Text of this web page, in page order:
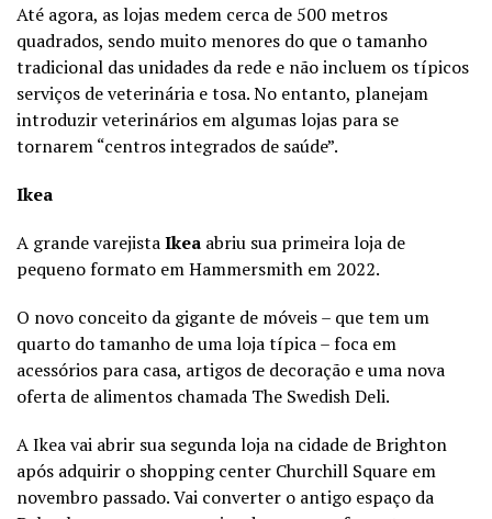
Até agora, as lojas medem cerca de 500 metros
quadrados, sendo muito menores do que o tamanho
tradicional das unidades da rede e não incluem os típicos
serviços de veterinária e tosa. No entanto, planejam
introduzir veterinários em algumas lojas para se
tornarem “centros integrados de saúde”.
Ikea
A grande varejistaIkea abriu sua primeira loja de
pequeno formato em Hammersmith em 2022.
O novo conceito da gigante de móveis – que tem um
quarto do tamanho de uma loja típica – foca em
acessórios para casa, artigos de decoração e uma nova
oferta de alimentos chamada The Swedish Deli.
A Ikea vai abrir sua segunda loja na cidade de Brighton
após adquirir o shopping center Churchill Square em
novembro passado. Vai converter o antigo espaço da